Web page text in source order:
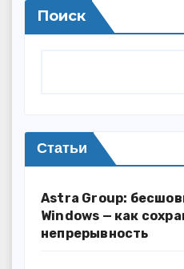
Поиск
Статьи
Astra Group:
Windows — как
непрерывность